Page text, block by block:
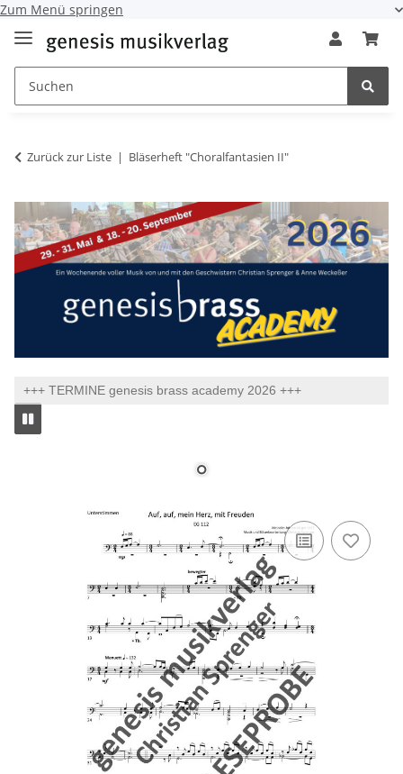
Zum Menü springen
Zurück zur Liste Bläserheft "Choralfantasien II"
+++ TERMINE genesis brass academy 2026 +++